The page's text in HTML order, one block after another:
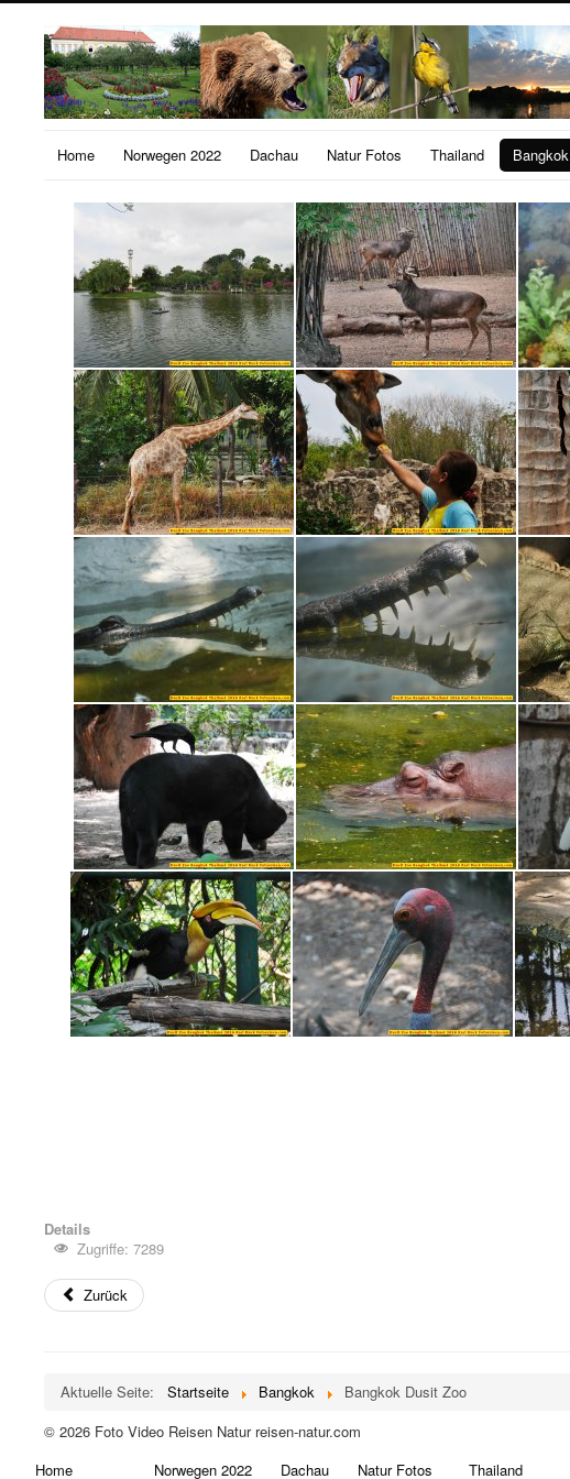
Home Norwegen 2022 Dachau Natur Fotos Thailand Bangkok
Details
Zugriffe: 7289
Zurück
Aktuelle Seite: Startseite Bangkok
Bangkok Dusit Zoo
© 2026 Foto Video Reisen Natur reisen-natur.com
Home
Norwegen 2022 Dachau Natur Fotos Thailand